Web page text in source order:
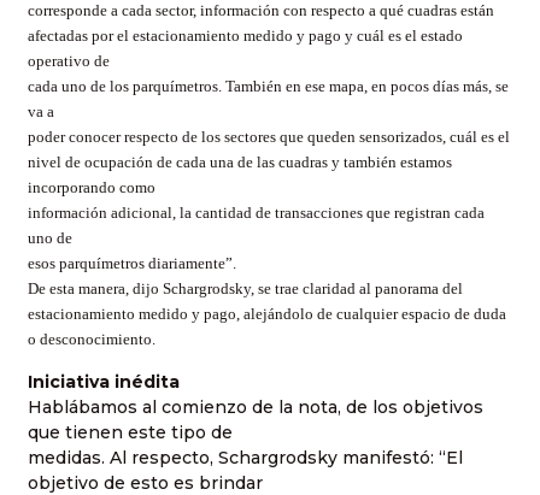
corresponde a cada sector, información con respecto a qué cuadras están
afectadas por el estacionamiento medido y pago y cuál es el estado
operativo de
cada uno de los parquímetros. También en ese mapa, en pocos días más, se
va a
poder conocer respecto de los sectores que queden sensorizados, cuál es el
nivel de ocupación de cada una de las cuadras y también estamos
incorporando como
información adicional, la cantidad de transacciones que registran cada
uno de
esos parquímetros diariamente”.
De esta manera, dijo Schargrodsky, se trae claridad al panorama del
estacionamiento medido y pago, alejándolo de cualquier espacio de duda
o desconocimiento.
Iniciativa inédita
Hablábamos al comienzo de la nota, de los objetivos
que tienen este tipo de
medidas. Al respecto, Schargrodsky manifestó: “El
objetivo de esto es brindar